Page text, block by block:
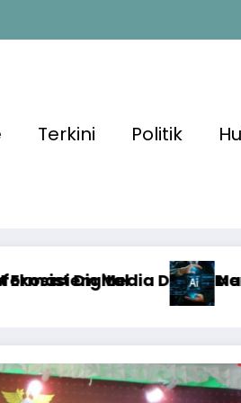
Terkini Politik
Perang Algoritma
Perang Algoritma AI